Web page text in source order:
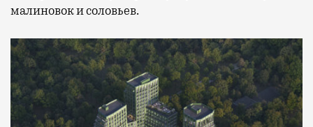
малиновок и соловьев.